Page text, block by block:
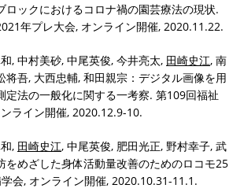
ロックにおけるコロナ禍の園芸療法の現状.
年プレ大会, オンライン開催, 2020.11.22.
, 中村美砂, 中尾英俊, 今井亮太, 田崎史江, 南
将吾, 大西忠輔, 和田親宗：デジタル画像を用
定法の一般化に関する一考察. 第109回福祉
ライン開催, 2020.12.9-10.
, 田崎史江, 中尾英俊, 肥田光正, 野村幸子, 武
をめざした身体活動量改善のためのロコモ25
会, オンライン開催, 2020.10.31-11.1.